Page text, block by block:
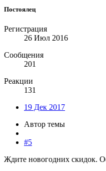
Постоялец
Регистрация
26 Июл 2016
Сообщения
201
Реакции
131
19 Дек 2017
Автор темы
#5
Ждите новогодних скидок.